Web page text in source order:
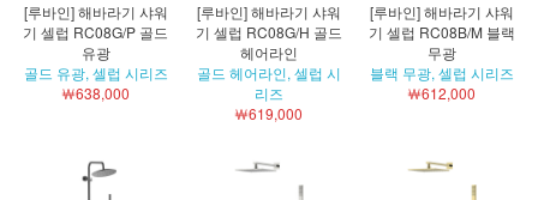
[루바인] 해바라기 샤워
기 셀럽 RC08G/P 골드
유광
골드 유광, 셀럽 시리즈
￦638,000
[루바인] 해바라기 샤워
기 셀럽 RC08G/H 골드
헤어라인
골드 헤어라인, 셀럽 시
리즈
￦619,000
[루바인] 해바라기 샤워
기 셀럽 RC08B/M 블랙
무광
블랙 무광, 셀럽 시리즈
￦612,000